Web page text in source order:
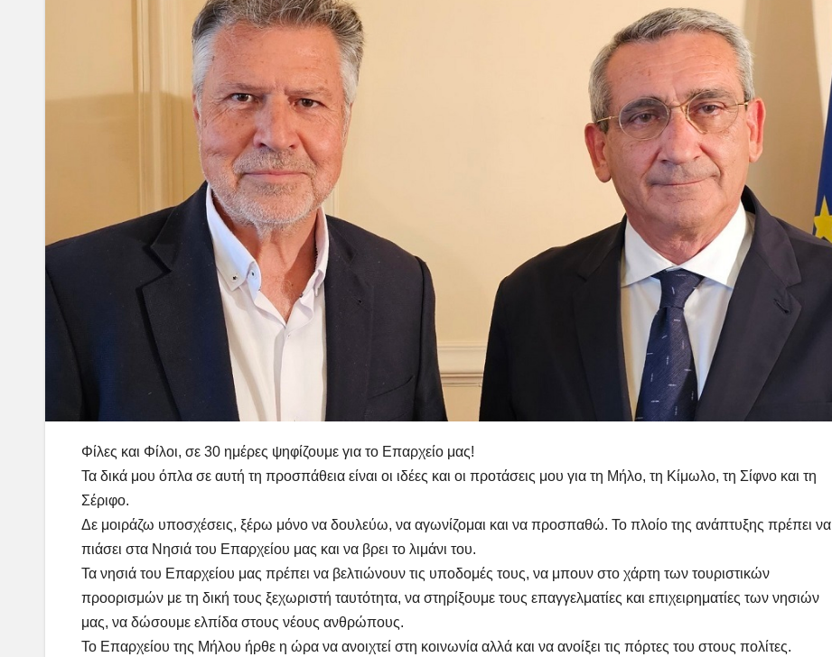
Φίλες και Φίλοι, σε 30 ημέρες ψηφίζουμε για το Επαρχείο μας!
Τα δικά μου όπλα σε αυτή τη προσπάθεια είναι οι ιδέες και οι προτάσεις μου για τη Μήλο, τη Κίμωλο, τη Σίφνο και τη
Σέριφο.
Δε μοιράζω υποσχέσεις, ξέρω μόνο να δουλεύω, να αγωνίζομαι και να προσπαθώ. Το πλοίο της ανάπτυξης πρέπει να
πιάσει στα Νησιά του Επαρχείου μας και να βρει το λιμάνι του.
Τα νησιά του Επαρχείου μας πρέπει να βελτιώνουν τις υποδομές τους, να μπουν στο χάρτη των τουριστικών
προορισμών με τη δική τους ξεχωριστή ταυτότητα, να στηρίξουμε τους επαγγελματίες και επιχειρηματίες των νησιών
μας, να δώσουμε ελπίδα στους νέους ανθρώπους.
Το Επαρχείου της Μήλου ήρθε η ώρα να ανοιχτεί στη κοινωνία αλλά και να ανοίξει τις πόρτες του στους πολίτες.